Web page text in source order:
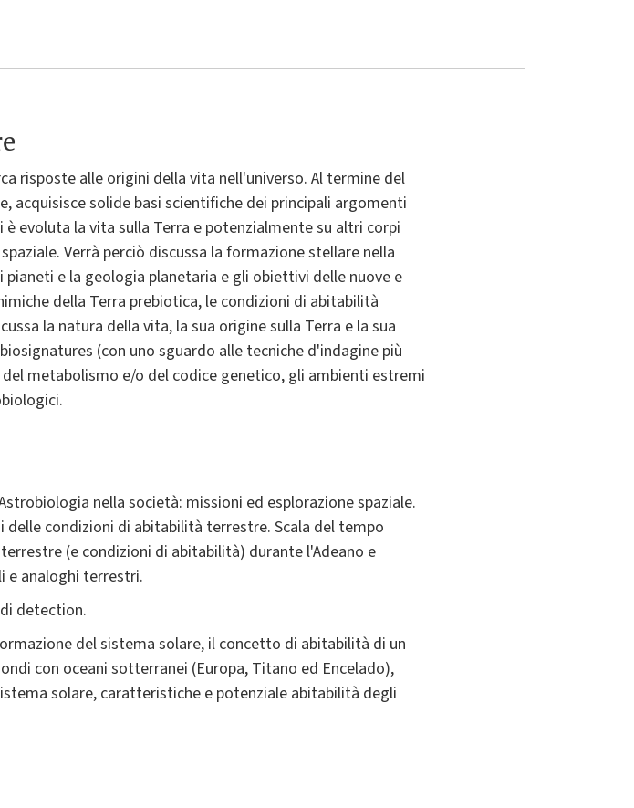
risposte alle origini della vita nell'universo. Al termine del
acquisisce solide basi scientifiche dei principali argomenti
evoluta la vita sulla Terra e potenzialmente su altri corpi
Verrà perciò discussa la formazione stellare nella
e la geologia planetaria e gli obiettivi delle nuove e
della Terra prebiotica, le condizioni di abitabilità
la natura della vita, la sua origine sulla Terra e la sua
(con uno sguardo alle tecniche d'indagine più
metabolismo e/o del codice genetico, gli ambienti estremi
nella società: missioni ed esplorazione spaziale.
condizioni di abitabilità terrestre. Scala del tempo
(e condizioni di abitabilità) durante l'Adeano e
e analoghi terrestri.
detection.
del sistema solare, il concetto di abitabilità di un
con oceani sotterranei (Europa, Titano ed Encelado),
solare, caratteristiche e potenziale abitabilità degli